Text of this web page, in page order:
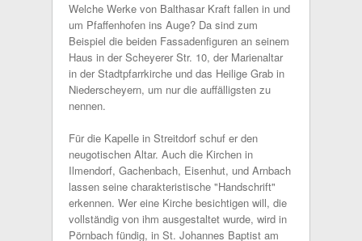
Welche Werke von Balthasar Kraft fallen in und
um Pfaffenhofen ins Auge? Da sind zum
Beispiel die beiden Fassadenfiguren an seinem
Haus in der Scheyerer Str. 10, der Marienaltar
in der Stadtpfarrkirche und das Heilige Grab in
Niederscheyern, um nur die auffälligsten zu
nennen.
Für die Kapelle in Streitdorf schuf er den
neugotischen Altar. Auch die Kirchen in
Ilmendorf, Gachenbach, Eisenhut, und Arnbach
lassen seine charakteristische "Handschrift"
erkennen. Wer eine Kirche besichtigen will, die
vollständig von ihm ausgestaltet wurde, wird in
Pörnbach fündig, in St. Johannes Baptist am